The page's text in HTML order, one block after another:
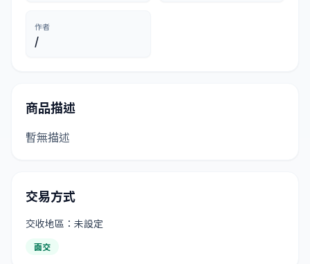
作者
/
商品描述
暫無描述
交易方式
交收地區：未設定
面交